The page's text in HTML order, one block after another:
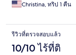
Christina, ทริป 1 คืน
รีวิวที่ตรวจสอบแล้ว
10/10 ไร้ที่ติ